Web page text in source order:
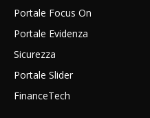
Portale Focus On
Portale Evidenza
Sicurezza
Portale Slider
FinanceTech